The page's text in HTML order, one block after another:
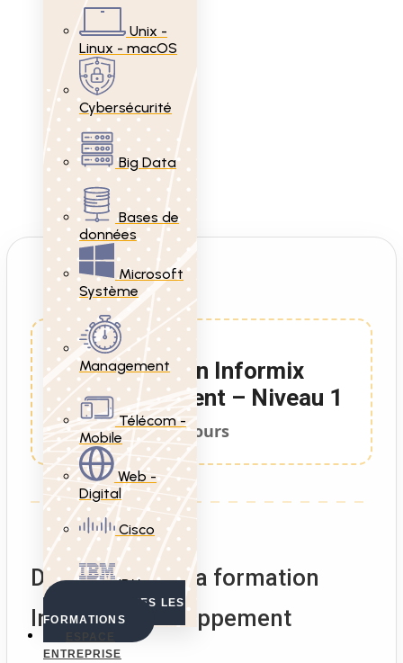
Unix -
Linux - macOS
Cybersécurité
Big Data
Bases de
données
Microsoft
Système
Management
Télécom -
Mobile
Web -
Digital
Cisco
IBM
VOIR TOUTES LES
FORMATIONS
ENTREPRISE
Formation Informix
Développement – Niveau 1
5 Jours
Description de la formation
Informix Développement